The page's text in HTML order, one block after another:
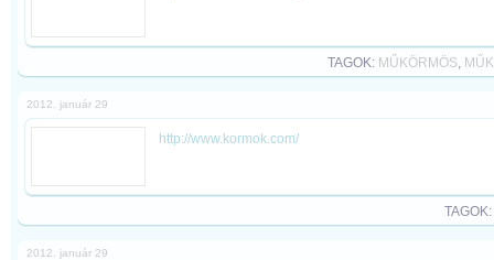
TAGOK: MŰKÖRMÖS,
2012. január 29
http://www.kormok.com/
TAGOK:
2012. január 29